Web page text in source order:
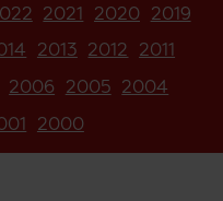
2021 2020 2019
2013 2012 2011
2006 2005 2004
2000